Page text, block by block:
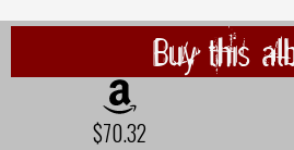
Buy this
$70.32